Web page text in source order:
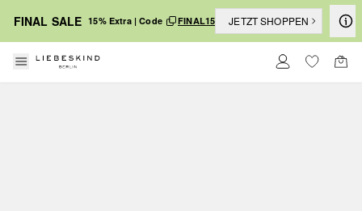
FINAL SALE 15% Extra | Code FINAL15 JETZT SHOPPEN